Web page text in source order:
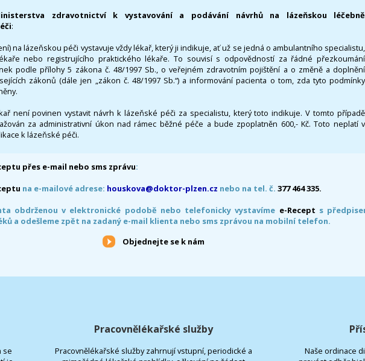
zdravotnictví k vystavování a podávání návrhů na lázeňskou léčebně
:
na lázeňskou péči vystavuje vždy lékař, který ji indikuje, ať už se jedná o ambulantního specialistu,
nebo registrujícího praktického lékaře. To souvisí s odpovědností za řádné přezkoumání
podle přílohy 5 zákona č. 48/1997 Sb., o veřejném zdravotním pojištění a o změně a doplnění
zákonů (dále jen „zákon č. 48/1997 Sb.“) a informování pacienta o tom, zda tyto podmínky
není povinen vystavit návrh k lázeňské péči za specialistu, který toto indikuje. V tomto případě
za administrativní úkon nad rámec běžné péče a bude zpoplatněn 600,- Kč. Toto neplatí v
k lázeňské péči.
přes e-mail nebo sms zprávu:
na e-mailové adrese: houskova@doktor-plzen.cz nebo na tel. č. 377 464 335.
obdrženou v elektronické podobě nebo telefonicky vystavíme e-Recept s
a odešleme zpět na zadaný e-mail klienta nebo sms zprávou na mobilní telefon.
Objednejte se k nám
se
Pracovnělékařské služby
Pracovnělékařské služby zahrnují vstupní, periodické a
Naše ordinace